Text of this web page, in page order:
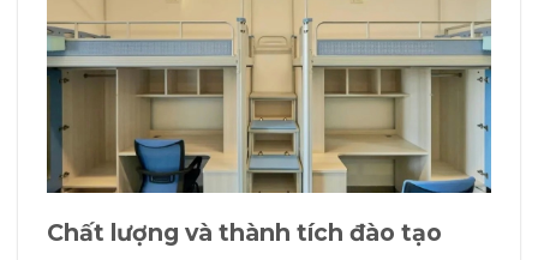
Chất lượng và thành tích đào tạo